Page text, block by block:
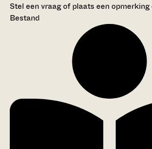
Stel een vraag of plaats een
Bestand